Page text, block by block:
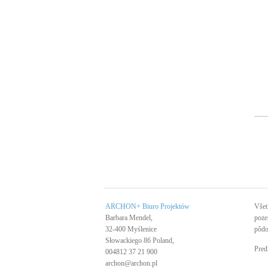
ARCHON+ Biuro Projektów
Barbara Mendel,
32-400 Myślenice
Słowackiego 86 Poland,
004812 37 21 900
archon@archon.pl